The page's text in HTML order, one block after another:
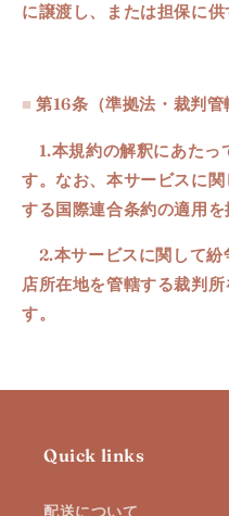
に譲渡し、または担保に供
■第16条 （準拠法・裁判管
1.本規約の解釈にあたっ
す。なお、本サービスに
する国際連合条約の適用を
2.本サービスに関して
店所在地を管轄する裁判
す。
Quick links
配送について